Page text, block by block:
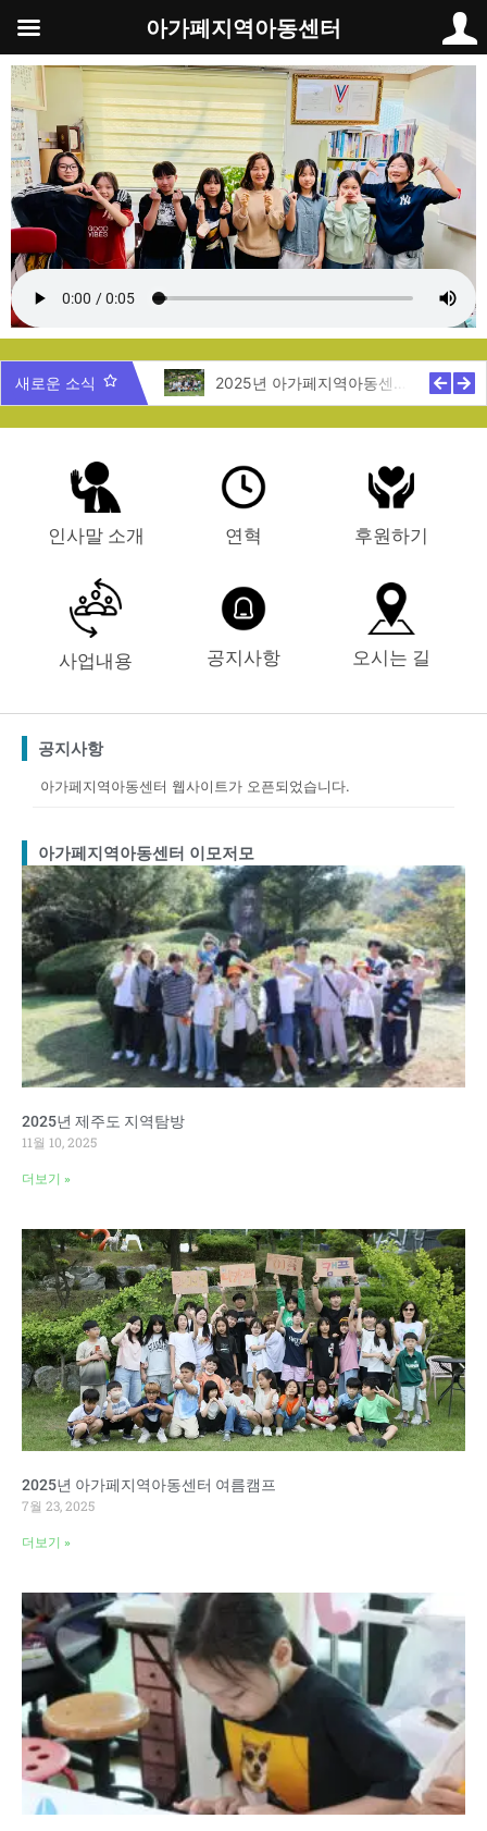
츠
로
건
너
뛰
기
새로운 소식
제주도 지역탐방
인사말 소개 연혁 후원하기
사업내용 공지사항 오시는 길
공지사항
아가페지역아동센터 웹사이트가 오픈되었습니다.
아가페지역아동센터 이모저모
2025년 제주도 지역탐방
11월 10, 2025
더보기 »
2025년 아가페지역아동센터 여름캠프
7월 23, 2025
더보기 »
PagePage
아가페지역아동센터